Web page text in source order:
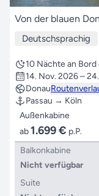
Von der blauen
Deutschsprachig
10 Nächte an Bord
14. Nov. 2026 –
Donau
Passau → Köln
Außenkabine
ab1.699 € p.P.
Balkonkabine
Nicht verfügbar
Suite